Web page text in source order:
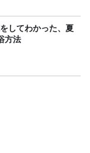
してわかった、夏
方法